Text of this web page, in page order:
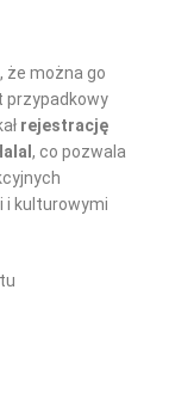
że można go
przypadkowy
rejestrację
, co pozwala
i kulturowymi